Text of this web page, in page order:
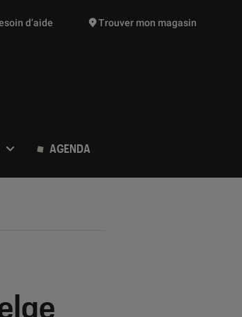
de produits vont vous être proposées
d’aide Trouver mon magasin
AGENDA